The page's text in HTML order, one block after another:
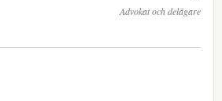
Advokat och delägare